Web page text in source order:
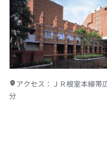
アクセス： ＪＲ根室本線帯
分